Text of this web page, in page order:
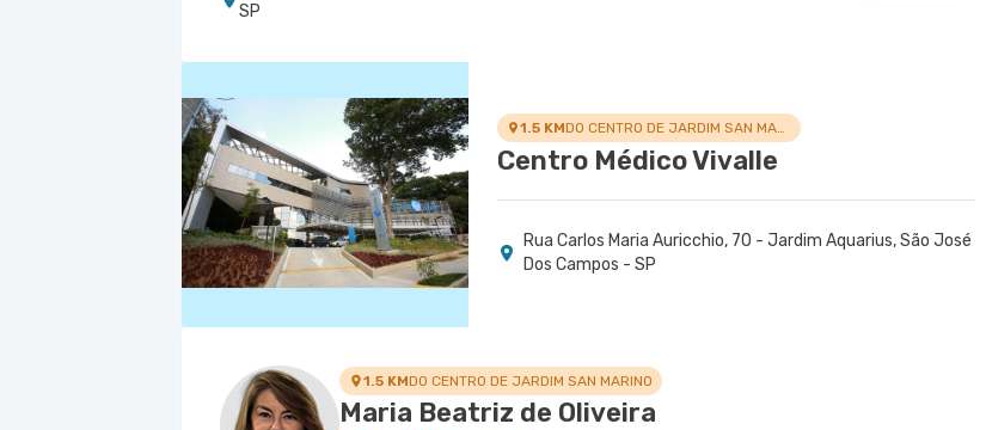
SP
1.5 KM
Centro Médico Vivalle
Rua Carlos Maria Auricchio, 70 - Jardim Aquarius, São José
Dos Campos - SP
1.5 KMDO CENTRO DE JARDIM SAN MARINO
Maria Beatriz de Oliveira